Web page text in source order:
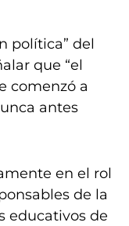
política” del
que “el
comenzó a
antes
en el rol
de la
educativos de